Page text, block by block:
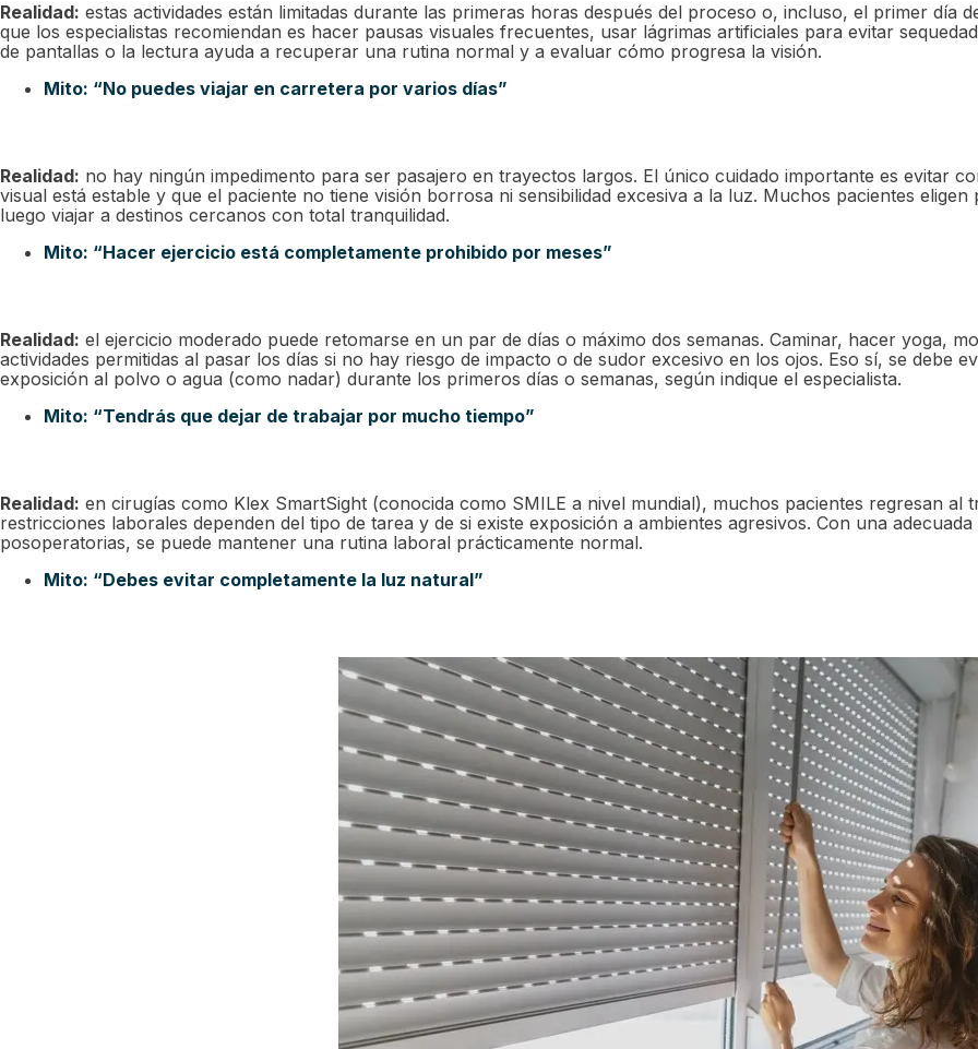
Realidad: estas actividades están limitadas durante las primeras horas después del proceso o, incluso, el primer día
que los especialistas recomiendan es hacer pausas visuales frecuentes, usar lágrimas artificiales para evitar
de pantallas o la lectura ayuda a recuperar una rutina normal y a evaluar cómo progresa la visión.
Mito: “No puedes viajar en carretera por varios días”
Realidad: no hay ningún impedimento para ser pasajero en trayectos largos. El único cuidado importante es evitar
visual está estable y que el paciente no tiene visión borrosa ni sensibilidad excesiva a la luz. Muchos pacientes
luego viajar a destinos cercanos con total tranquilidad.
Mito: “Hacer ejercicio está completamente prohibido por meses”
Realidad: el ejercicio moderado puede retomarse en un par de días o máximo dos semanas. Caminar, hacer yoga,
actividades permitidas al pasar los días si no hay riesgo de impacto o de sudor excesivo en los ojos. Eso sí, se debe
exposición al polvo o agua (como nadar) durante los primeros días o semanas, según indique el especialista.
Mito: “Tendrás que dejar de trabajar por mucho tiempo”
Realidad: en cirugías como Klex SmartSight (conocida como SMILE a nivel mundial), muchos pacientes regresan al
restricciones laborales dependen del tipo de tarea y de si existe exposición a ambientes agresivos. Con una
posoperatorias, se puede mantener una rutina laboral prácticamente normal.
Mito: “Debes evitar completamente la luz natural”